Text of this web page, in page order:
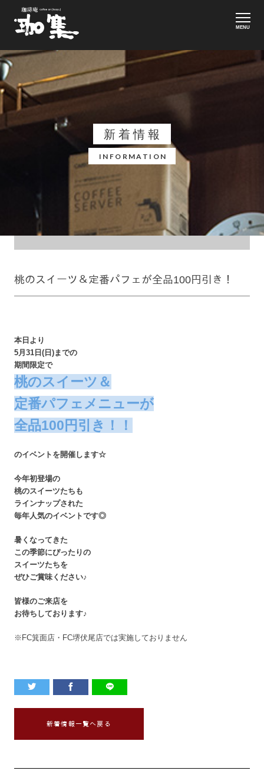
MENU
新着情報
INFORMATION
桃のスイーツ＆定番パフェが全品100円引き！
本日より
5月31日(日)までの
期間限定で
桃のスイーツ＆
定番パフェメニューが
全品100円引き！！
のイベントを開催します☆
今年初登場の
桃のスイーツたちも
ラインナップされた
毎年人気のイベントです◎
暑くなってきた
この季節にぴったりの
スイーツたちを
ぜひご賞味ください♪
皆様のご来店を
お待ちしております♪
※FC箕面店・FC堺伏尾店では実施しておりません
新着情報一覧へ戻る